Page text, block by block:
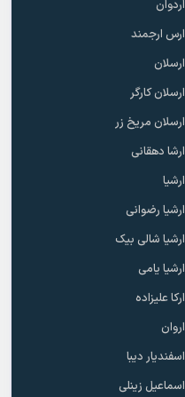
اردوان
ارس ارجمند
ارسلان
ارسلان کارگر
ارسلان مریخ زر
ارشا دهقانی
ارشیا
ارشیا رضوانی
ارشیا شالی بیک
ارشیا یامی
ارکا علیزاده
اروان
اسفندیار دیبا
اسماعیل زینلی